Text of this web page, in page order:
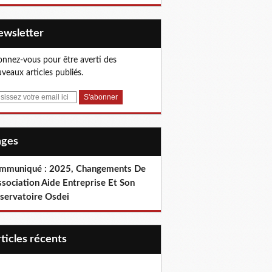
vous pour être averti des
articles publiés.
: 2025, Changements De
Aide Entreprise Et Son
Osdei
récents